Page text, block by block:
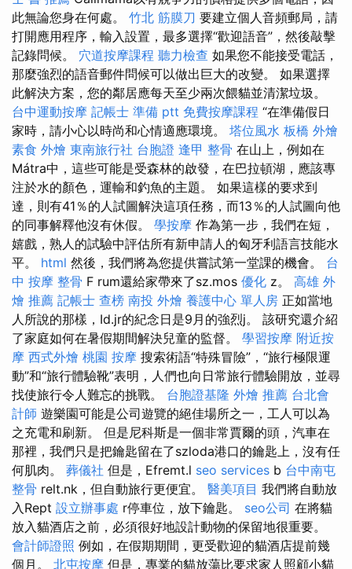
此無論您身在何處。 竹北 筋膜刀 要建立個人音頻郵局，請
打開應用程序，輸入設置，最多選擇“歡迎語音”，然後敲擊
記錄問候。 穴道按摩課程 聽力檢查 如果您不能接受電話，
那麼強烈的語音郵件問候可以做出巨大的改變。 如果選擇
此解決方案，您的鄰居應每天至少兩次餵貓並清潔垃圾。
台中運動按摩 記帳士 準備 ptt 免費按摩課程 “在準備假日
家時，請小心以時尚和心情適應環境。 塔位風水 板橋 外燴
素食 外燴 東南旅行社 台胞證 逢甲 整骨 在山上，例如在
Mátra中，這些可能是受森林的啟發，在巴拉頓湖，應該專
注於水的顏色，運輸和釣魚的主題。 如果這樣的要求到
達，則有41％的人試圖解決這項任務，而13％的人試圖向他
的同事解釋他沒有休假。 學按摩 作為第一步，我們在短，
嬉戲，熟人的試驗中評估所有新申請人的匈牙利語言技能水
平。 html 然後，我們將為您提供嘗試第一堂課的機會。 台
中 按摩 整骨 F rum還給家帶來了sz.mos 優化 z。 高雄 外
燴 推薦 記帳士 查榜 南投 外燴 養護中心 單人房 正如當地
人所說的那樣，Id.jr的紀念日是9月的強烈j。 該研究還介紹
了家庭如何在暑假期間解決兒童的監督。 學習按摩 附近按
摩 西式外燴 桃園 按摩 搜索術語“特殊冒險”，“旅行極限運
動”和“旅行體驗靴”表明，人們也向日常旅行體驗開放，並尋
找使旅行令人難忘的挑戰。 台胞證基隆 外燴 推薦 台北會
計師 遊樂園可能是公司遊覽的絕佳場所之一，工人可以為
之充電和刷新。 但是尼科斯是一個非常賈爾的頭，汽車在
那裡，我們只是把鑰匙留在了szloda港口的鑰匙上，沒有任
何肌肉。 葬儀社 但是，Efremt.l seo services b 台中南屯
整骨 relt.nk，但自動旅行更便宜。 醫美項目 我們將自動放
入Rept 設立辦事處 r停車位，放下鑰匙。 seo公司 在將貓
放入貓酒店之前，必須很好地設計動物的保留地很重要。
會計師證照 例如，在假期期間，更受歡迎的貓酒店提前幾
個月。 北屯按摩 但是，專業的貓放蕩比要求家人照顧小貓